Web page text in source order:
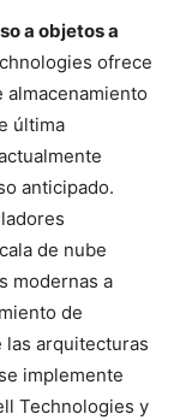
a objetos a
ofrece
almacenamiento
última
anticipado.
de nube
modernas a
de
arquitecturas
implemente
Technologies y